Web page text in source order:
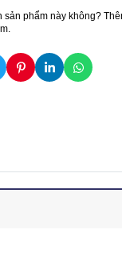
sản phẩm này không?